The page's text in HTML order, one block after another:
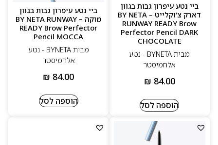
ביי נטע עיפרון גבות בגוון
דארק צ’וקלייט – BY NETA
RUNWAY READY Brow
Perfector Pencil DARK
CHOCOLATE
מבית BYNETA - נטע
אלחמיסטר
₪ 84.00
הוספה לסל
ביי נטע עיפרון גבות בגוון
מוקה – BY NETA RUNWAY
READY Brow Perfector
Pencil MOCCA
מבית BYNETA - נטע
אלחמיסטר
₪ 84.00
הוספה לסל